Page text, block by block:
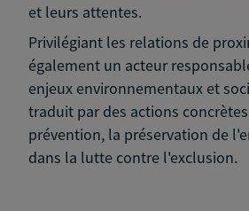
et leurs attentes.
Privilégiant les relations de
également un acteur
enjeux environnementaux et
traduit par des actions
prévention, la préservation de
dans la lutte contre l'exclusion.